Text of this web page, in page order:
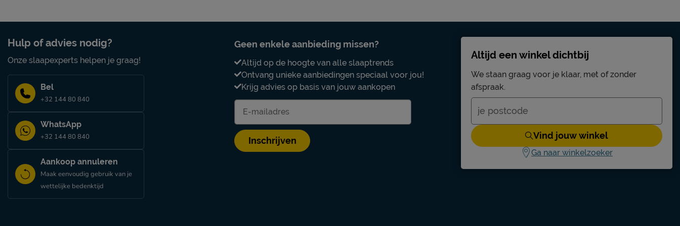
Hulp of advies nodig?
Onze slaapexperts helpen je graag!
Bel
+32 144 80 840
WhatsApp
+32 144 80 840
Aankoop annuleren
Maak eenvoudig gebruik van je
wettelijke bedenktijd
Geen enkele aanbieding missen?
Altijd op de hoogte van alle slaaptrends
Ontvang unieke aanbiedingen speciaal voor jou!
Krijg advies op basis van jouw aankopen
Inschrijven
Altijd een winkel dichtbij
We staan graag voor je klaar, met of zonder
afspraak.
Vind jouw winkel
Ga naar winkelzoeker